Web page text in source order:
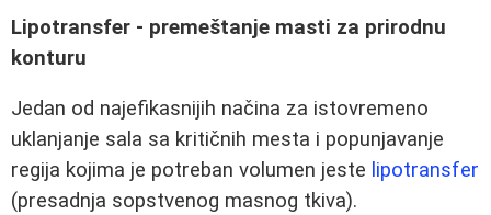
Lipotransfer - premeštanje masti za prirodnu
konturu
Jedan od najefikasnijih načina za istovremeno
uklanjanje sala sa kritičnih mesta i popunjavanje
regija kojima je potreban volumen jeste lipotransfer
(presadnja sopstvenog masnog tkiva).